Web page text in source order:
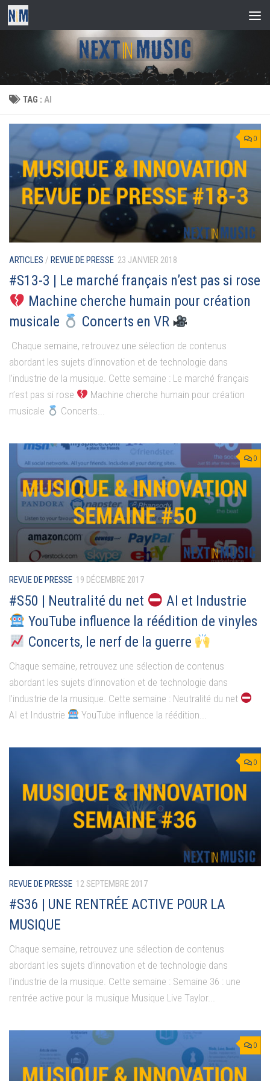
Skip to content
TAG : AI
0
ARTICLES / REVUE DE PRESSE 23 JANVIER 2018
#S13-3 | Le marché français n’est pas si rose
Machine cherche humain pour création
musicale
Concerts en VR
Chaque semaine, retrouvez une sélection de contenus
abordant les sujets d’innovation et de technologie dans
l’industrie de la musique. Cette semaine : Le marché français
n’est pas si rose
Machine cherche humain pour création
musicale
Concerts...
0
REVUE DE PRESSE 19 DÉCEMBRE 2017
#S50 | Neutralité du net
AI et Industrie
YouTube influence la réédition de vinyles
Concerts, le nerf de la guerre
Chaque semaine, retrouvez une sélection de contenus
abordant les sujets d’innovation et de technologie dans
l’industrie de la musique. Cette semaine : Neutralité du net
AI et Industrie
YouTube influence la réédition...
0
REVUE DE PRESSE 12 SEPTEMBRE 2017
#S36 | UNE RENTRÉE ACTIVE POUR LA
MUSIQUE
Chaque semaine, retrouvez une sélection de contenus
abordant les sujets d’innovation et de technologie dans
l’industrie de la musique. Cette semaine : Semaine 36 : une
rentrée active pour la musique Musique Live Taylor...
0